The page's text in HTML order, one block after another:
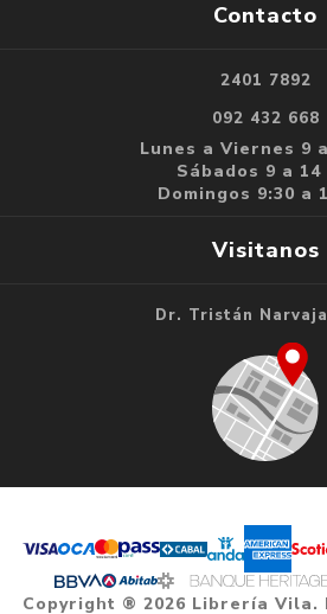
Contacto
2401 7892
092 432 668
Lunes a Viernes 9
Sábados 9 a 14
Domingos 9:30 a
Visitanos
Dr. Tristán
Copyright ® 2026 Librería Vila.